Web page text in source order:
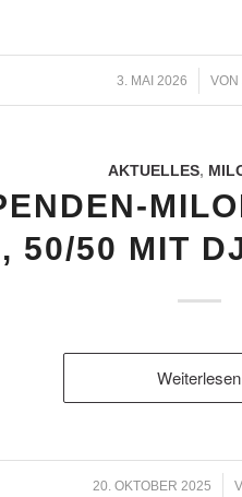
3. MAI 2026
/ VON
AKTUELLES,
50/50 MIT
Weiterlesen
20. OKTOBER 2025
/